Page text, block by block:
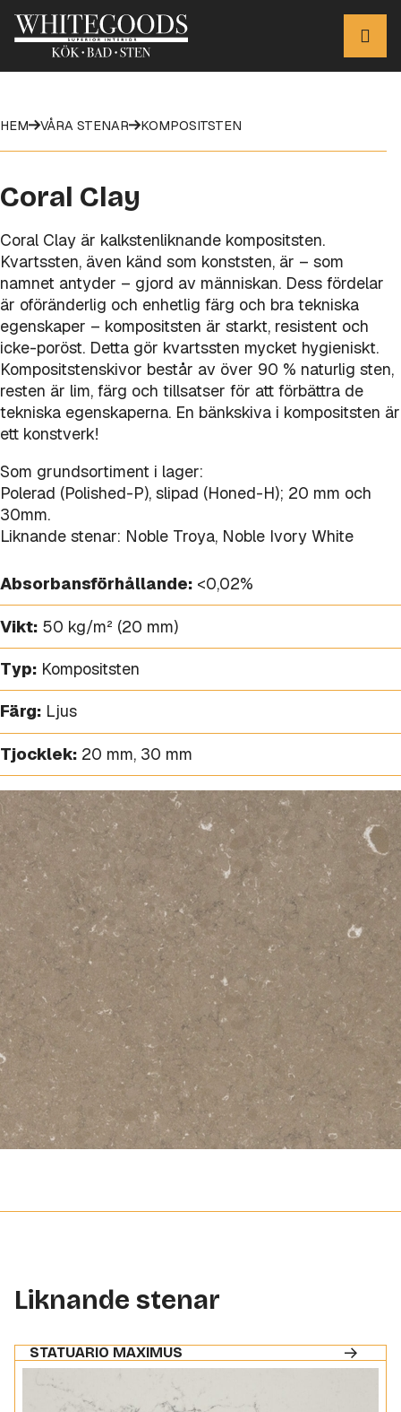
HEM VÅRA STENAR KOMPOSITSTEN
Coral Clay
Coral Clay är kalkstenliknande kompositsten.
Kvartssten, även känd som konststen, är – som
namnet antyder – gjord av människan. Dess fördelar
är oföränderlig och enhetlig färg och bra tekniska
egenskaper – kompositsten är starkt, resistent och
icke-poröst. Detta gör kvartssten mycket hygieniskt.
Kompositstenskivor består av över 90 % naturlig sten,
resten är lim, färg och tillsatser för att förbättra de
tekniska egenskaperna. En bänkskiva i kompositsten är
ett konstverk!
Som grundsortiment i lager:
Polerad (Polished-P), slipad (Honed-H); 20 mm och
30mm.
Liknande stenar: Noble Troya, Noble Ivory White
Absorbansförhållande: <0,02%
Vikt: 50 kg/m² (20 mm)
Typ: Kompositsten
Färg: Ljus
Tjocklek: 20 mm, 30 mm
Liknande stenar
STATUARIO MAXIMUS